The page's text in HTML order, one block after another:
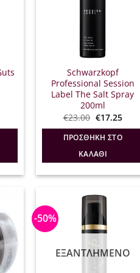
Schwarzkopf
Professional Session
Label The Salt Spray
200ml
€23.00 Original
was:
€23.00.
€17.25Η
τιμή
είναι:
ΠΡΟΣΘΉΚΗ ΣΤΟ
ΚΑΛΆΘΙ
-50%
ΕΞΑΝΤΛΗΜΈΝΟ